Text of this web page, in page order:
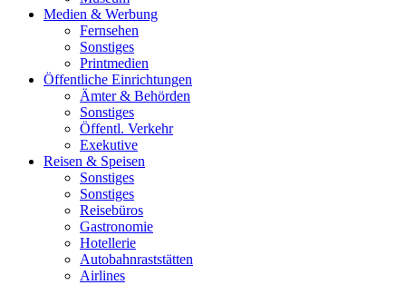
Medien & Werbung
Fernsehen
Sonstiges
Printmedien
Öffentliche Einrichtungen
Ämter & Behörden
Sonstiges
Öffentl. Verkehr
Exekutive
Reisen & Speisen
Sonstiges
Sonstiges
Reisebüros
Gastronomie
Hotellerie
Autobahnraststätten
Airlines